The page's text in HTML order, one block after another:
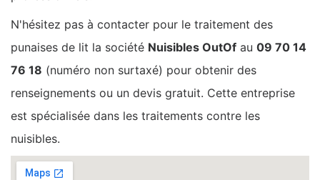
N'hésitez pas à contacter pour le traitement des
punaises de lit la société Nuisibles OutOf au 09 70 14
76 18 (numéro non surtaxé) pour obtenir des
renseignements ou un devis gratuit. Cette entreprise
est spécialisée dans les traitements contre les
nuisibles.